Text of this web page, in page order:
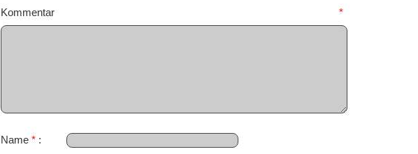
Kommentar *
Name *